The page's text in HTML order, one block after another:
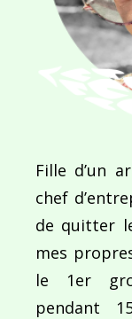
Fille d’un
chef
de quitter
mes
le 1er
pendant